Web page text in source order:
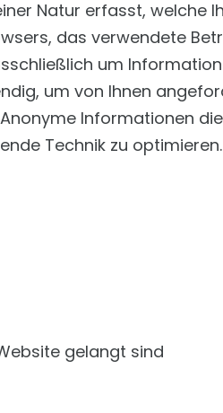
Natur erfasst, welche
das verwendete
um
um von Ihnen
Informationen
Technik zu
gelangt sind